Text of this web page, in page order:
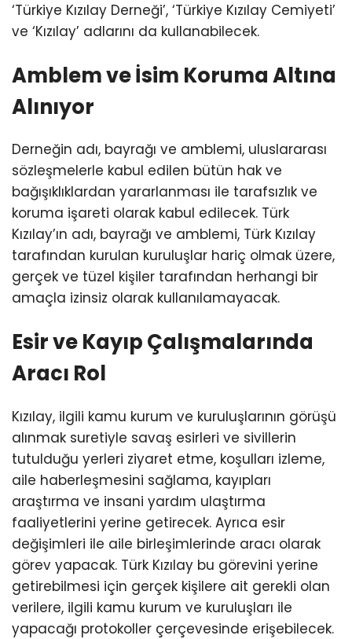
‘Türkiye Kızılay Derneği’, ‘Türkiye Kızılay Cemiyeti’
ve ‘Kızılay’ adlarını da kullanabilecek.
Amblem ve İsim Koruma Altına
Alınıyor
Derneğin adı, bayrağı ve amblemi, uluslararası
sözleşmelerle kabul edilen bütün hak ve
bağışıklıklardan yararlanması ile tarafsızlık ve
koruma işareti olarak kabul edilecek. Türk
Kızılay’ın adı, bayrağı ve amblemi, Türk Kızılay
tarafından kurulan kuruluşlar hariç olmak üzere,
gerçek ve tüzel kişiler tarafından herhangi bir
amaçla izinsiz olarak kullanılamayacak.
Esir ve Kayıp Çalışmalarında
Aracı Rol
Kızılay, ilgili kamu kurum ve kuruluşlarının görüşü
alınmak suretiyle savaş esirleri ve sivillerin
tutulduğu yerleri ziyaret etme, koşulları izleme,
aile haberleşmesini sağlama, kayıpları
araştırma ve insani yardım ulaştırma
faaliyetlerini yerine getirecek. Ayrıca esir
değişimleri ile aile birleşimlerinde aracı olarak
görev yapacak. Türk Kızılay bu görevini yerine
getirebilmesi için gerçek kişilere ait gerekli olan
verilere, ilgili kamu kurum ve kuruluşları ile
yapacağı protokoller çerçevesinde erişebilecek.